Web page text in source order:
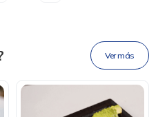
en una
app.
Ver más